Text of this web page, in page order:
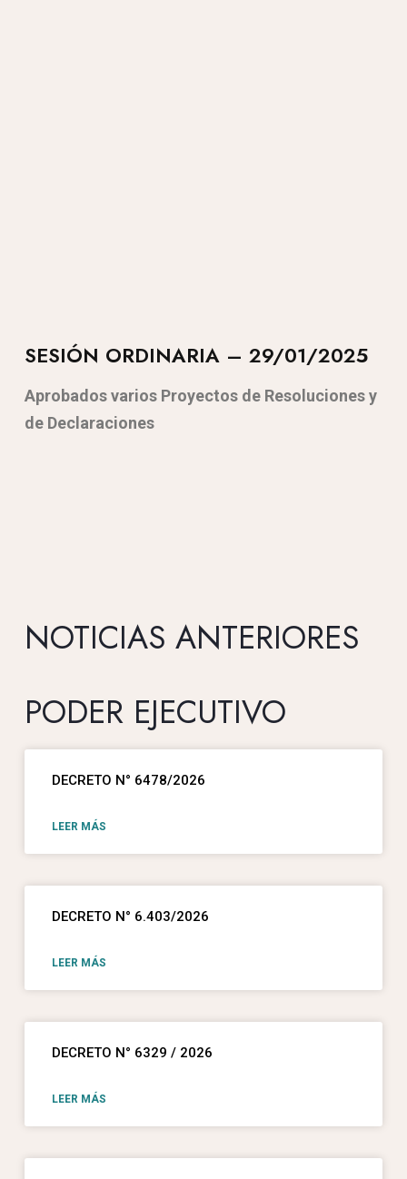
SESIÓN ORDINARIA – 29/01/2025
Aprobados varios Proyectos de Resoluciones y
de Declaraciones
NOTICIAS ANTERIORES
PODER EJECUTIVO
DECRETO N° 6478/2026
LEER MÁS
DECRETO N° 6.403/2026
LEER MÁS
DECRETO N° 6329 / 2026
LEER MÁS